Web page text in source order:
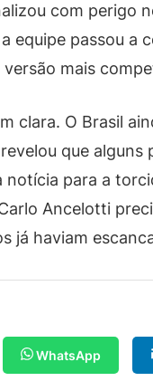
com perigo
equipe passou a
mais
clara. O Brasil
que alguns
notícia para a
Ancelotti
já haviam
WhatsApp